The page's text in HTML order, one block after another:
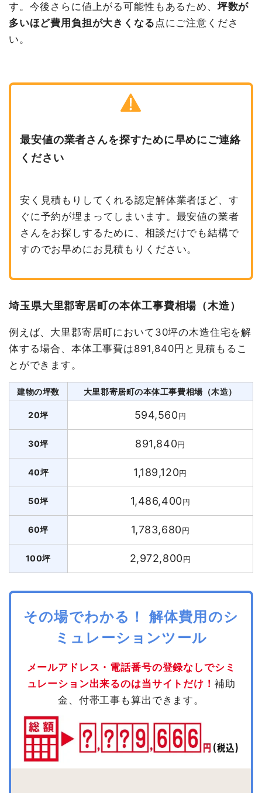
す。今後さらに値上がる可能性もあるため、 坪数が
多いほど費用負担が大きくなる 点にご注意くださ
い。
最安値の業者さんを探すために早めにご連絡
ください
安く見積もりしてくれる認定解体業者ほど、す
ぐに予約が埋まってしまいます。最安値の業者
さんをお探しするために、相談だけでも結構で
すのでお早めにお見積もりください。
埼玉県大里郡寄居町の本体工事費相場（木造）
例えば、大里郡寄居町において30坪の木造住宅を解
体する場合、本体工事費は891,840円と見積もるこ
とができます。
建物の坪数 大里郡寄居町の本体工事費相場（木造）
20坪 594,560円
30坪 891,840円
40坪 1,189,120円
50坪 1,486,400円
60坪 1,783,680円
100坪 2,972,800円
その場でわかる！ 解体費用のシ
ミュレーションツール
メールアドレス・電話番号の登録なしでシミ
ュレーション出来るのは当サイトだけ！ 補助
金、付帯工事も算出できます。